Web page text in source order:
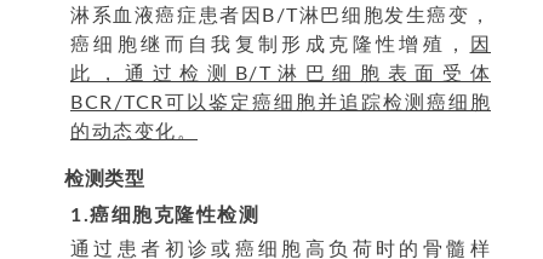
淋系血液癌症患者因B/T淋巴细胞发生癌变，
癌细胞继而自我复制形成克隆性增殖，
因
此，通过检测B/T淋巴细胞表面受体
BCR/TCR可以鉴定癌细胞并追踪检测癌细胞
的动态变化。
检测类型
1.癌细胞克隆性检测
通过患者初诊或癌细胞高负荷时的骨髓样